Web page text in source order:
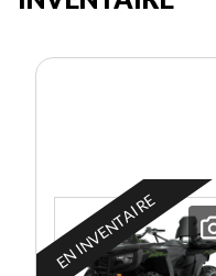
EN INVENTAIRE